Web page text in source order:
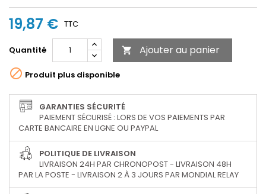
19,87 € TTC
Quantité  Ajouter au panier
 Produit plus disponible
GARANTIES SÉCURITÉ
PAIEMENT SÉCURISÉ : LORS DE VOS PAIEMENTS PAR
CARTE BANCAIRE EN LIGNE OU PAYPAL
POLITIQUE DE LIVRAISON
LIVRAISON 24H PAR CHRONOPOST - LIVRAISON 48H
PAR LA POSTE - LIVRAISON 2 À 3 JOURS PAR MONDIAL RELAY